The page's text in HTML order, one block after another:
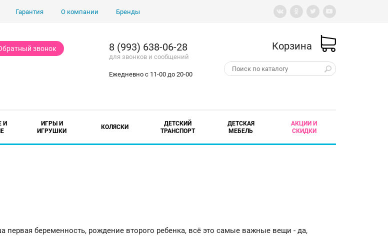
Гарантия О компании Бренды
звонок 8 (993) 638-06-28
для звонков и сообщений
Ежедневно с 11-00 до 20-00
Корзина
И
ИГРЫ И
ИГРУШКИ
КОЛЯСКИ
ДЕТСКИЙ
ТРАНСПОРТ
ДЕТСКАЯ
МЕБЕЛЬ
АКЦИИ И
СКИДКИ
беременность, рождение второго ребенка, всё это самые важные вещи - да,